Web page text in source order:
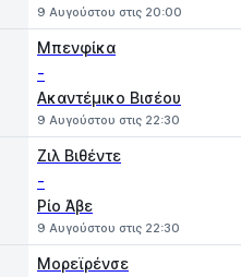
9 Αυγούστου στις 20:00
Μπενφίκα
-
Ακαντέμικο Βισέου
9 Αυγούστου στις 22:30
Ζιλ Βιθέντε
-
Ρίο Άβε
9 Αυγούστου στις 22:30
Μορεϊρένσε